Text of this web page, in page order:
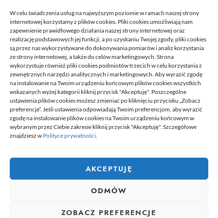
W celu świadczenia usług na najwyższym poziomie w ramach naszej strony
internetowej korzystamy z plików cookies. Pliki cookies umożliwiają nam
zapewnienie prawidłowego działania naszej strony internetowej oraz
realizację podstawowych jej funkcji, a po uzyskaniu Twojej zgody, pliki cookies
są przez nas wykorzystywane do dokonywania pomiarów i analiz korzystania
ze strony internetowej, a także do celów marketingowych. Strona
wykorzystuje również pliki cookies podmiotów trzecich w celu korzystania z
zewnętrznych narzędzi analitycznych i marketingowych. Aby wyrazić zgodę
na instalowanie na Twoim urządzeniu końcowym plików cookies wszystkich
wskazanych wyżej kategorii kliknij przycisk "Akceptuję". Poszczególne
ustawienia plików cookies możesz zmieniać po kliknięciu przycisku „Zobacz
preferencje”. Jeśli ustawienia odpowiadają Twoim preferencjom, aby wyrazić
zgodę na instalowanie plików cookies na Twoim urządzeniu końcowym w
wybranym przez Ciebie zakresie kliknij przycisk "Akceptuję". Szczegółowe
znajdziesz w Polityce prywatności.
AKCEPTUJĘ
ODMÓW
ZOBACZ PREFERENCJE
21/06/2026
DELPHINIUS
Delphinus to miejsce, gdzie znajdziesz newsy, które przydadzą się
tobie w codziennym życiu. Na stronie umieszczamy także ciekawe
chcesz się podzielić swoją wiedzą z innymi. Dołącz do nas.
Dołącz do naszej redakcji i zacznij tworzyć i dzielić się swoją
wiedzą z innymi.